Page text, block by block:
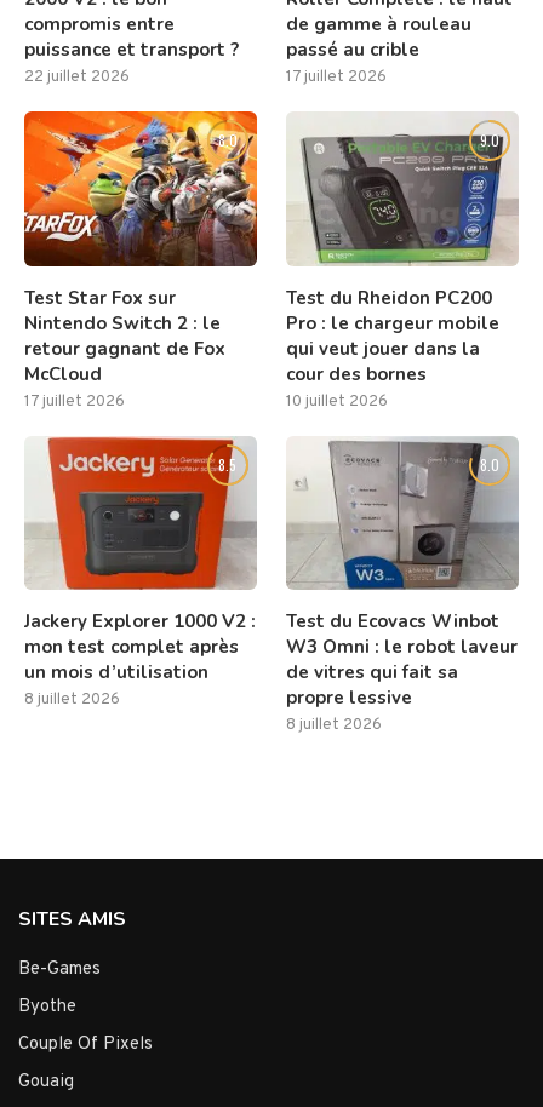
compromis entre
puissance et transport ?
22 juillet 2026
de gamme à rouleau
passé au crible
17 juillet 2026
8.0
Test Star Fox sur
Nintendo Switch 2 : le
retour gagnant de Fox
McCloud
17 juillet 2026
9.0
Test du Rheidon PC200
Pro : le chargeur mobile
qui veut jouer dans la
cour des bornes
10 juillet 2026
8.5
Jackery Explorer 1000 V2 :
mon test complet après
un mois d’utilisation
8 juillet 2026
8.0
Test du Ecovacs Winbot
W3 Omni : le robot laveur
de vitres qui fait sa
propre lessive
8 juillet 2026
SITES AMIS
Be-Games
Byothe
Couple Of Pixels
Gouaig